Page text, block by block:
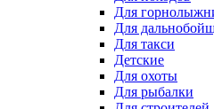
Для
Для
Для такси
Детские
Для охоты
Для рыбалки